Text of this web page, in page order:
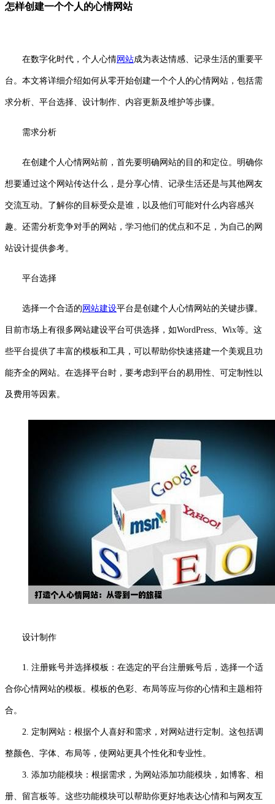
怎样创建一个个人的心情网站
在数字化时代，个人心情网站成为表达情感、记录生活的重要平
台。本文将详细介绍如何从零开始创建一个个人的心情网站，包括需
求分析、平台选择、设计制作、内容更新及维护等步骤。
需求分析
在创建个人心情网站前，首先要明确网站的目的和定位。明确你
想要通过这个网站传达什么，是分享心情、记录生活还是与其他网友
交流互动。了解你的目标受众是谁，以及他们可能对什么内容感兴
趣。还需分析竞争对手的网站，学习他们的优点和不足，为自己的网
站设计提供参考。
平台选择
选择一个合适的 网站建设平台是创建个人心情网站的关键步骤。
目前市场上有很多网站建设平台可供选择，如WordPress、Wix等。这
些平台提供了丰富的模板和工具，可以帮助你快速搭建一个美观且功
能齐全的网站。在选择平台时，要考虑到平台的易用性、可定制性以
及费用等因素。
设计制作
1. 注册账号并选择模板：在选定的平台注册账号后，选择一个适
合你心情网站的模板。模板的色彩、布局等应与你的心情和主题相符
合。
2. 定制网站：根据个人喜好和需求，对网站进行定制。这包括调
整颜色、字体、布局等，使网站更具个性化和专业性。
3. 添加功能模块：根据需求，为网站添加功能模块，如博客、相
册、留言板等。这些功能模块可以帮助你更好地表达心情和与网友互